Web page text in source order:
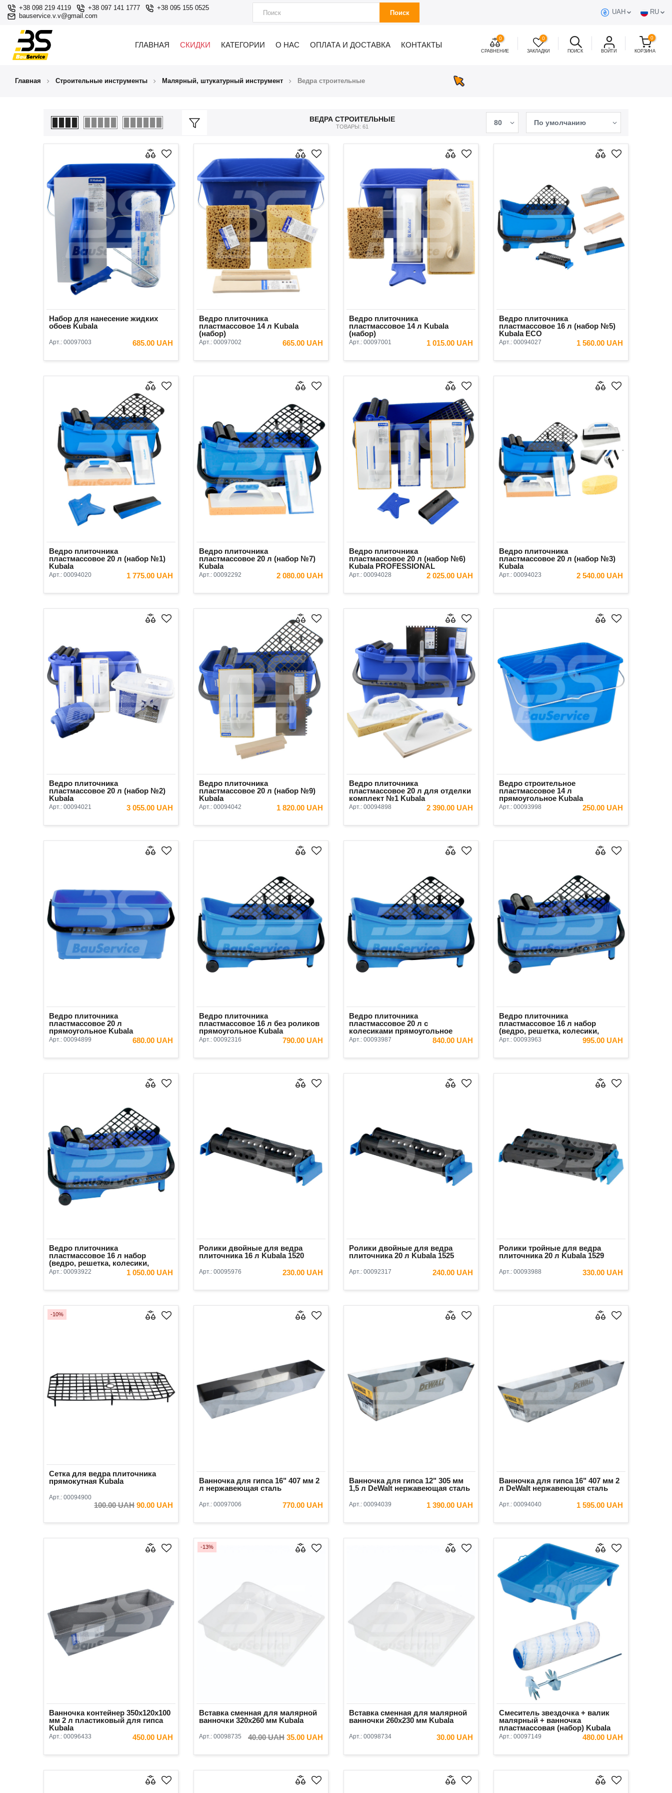
+38 098 219 4119 +38 097 141 1777
+38 095 155 0525
bauservice.v.v@gmail.com
Поиск UAH RU
ГЛАВНАЯ СКИДКИ КАТЕГОРИИ О НАС ОПЛАТА И ДОСТАВКА КОНТАКТЫ
0
СРАВНЕНИЕ
0
ЗАКЛАДКИ ПОИСК ВОЙТИ
0
КОРЗИНА
Главная Строительные инструменты Малярный, штукатурный инструмент Ведра строительные
ВЕДРА СТРОИТЕЛЬНЫЕ
ТОВАРЫ: 61 80 По умолчанию
Набор для нанесение жидких
обоев Kubala
Арт.: 00097003 685.00 UAH
В КОРЗИНУ
Ведро плиточника
пластмассовое 14 л Kubala
(набор)
Арт.: 00097002 665.00 UAH
В КОРЗИНУ
Ведро плиточника
пластмассовое 14 л Kubala
(набор)
Арт.: 00097001 1 015.00 UAH
В КОРЗИНУ
Ведро плиточника
пластмассовое 16 л (набор №5)
Kubala ECO
Арт.: 00094027 1 560.00 UAH
В КОРЗИНУ
Ведро плиточника
пластмассовое 20 л (набор №1)
Kubala
Арт.: 00094020 1 775.00 UAH
В КОРЗИНУ
Ведро плиточника
пластмассовое 20 л (набор №7)
Kubala
Арт.: 00092292 2 080.00 UAH
В КОРЗИНУ
Ведро плиточника
пластмассовое 20 л (набор №6)
Kubala PROFESSIONAL
Арт.: 00094028 2 025.00 UAH
В КОРЗИНУ
Ведро плиточника
пластмассовое 20 л (набор №3)
Kubala
Арт.: 00094023 2 540.00 UAH
В КОРЗИНУ
Ведро плиточника
пластмассовое 20 л (набор №2)
Kubala
Арт.: 00094021 3 055.00 UAH
В КОРЗИНУ
Ведро плиточника
пластмассовое 20 л (набор №9)
Kubala
Арт.: 00094042 1 820.00 UAH
В КОРЗИНУ
Ведро плиточника
пластмассовое 20 л для отделки
комплект №1 Kubala
Арт.: 00094898 2 390.00 UAH
В КОРЗИНУ
Ведро строительное
пластмассовое 14 л
прямоугольное Kubala
Арт.: 00093998 250.00 UAH
В КОРЗИНУ
Ведро плиточника
пластмассовое 20 л
прямоугольное Kubala
Арт.: 00094899 680.00 UAH
В КОРЗИНУ
Ведро плиточника
пластмассовое 16 л без роликов
прямоугольное Kubala
Арт.: 00092316 790.00 UAH
В КОРЗИНУ
Ведро плиточника
пластмассовое 20 л с
колесиками прямоугольное
Kubala
Арт.: 00093987 840.00 UAH
В КОРЗИНУ
Ведро плиточника
пластмассовое 16 л набор
(ведро, решетка, колесики,
ролики) Kubala
Арт.: 00093963 995.00 UAH
В КОРЗИНУ
Ведро плиточника
пластмассовое 16 л набор
(ведро, решетка, колесики,
ролики) Kubala 9907
Арт.: 00093922 1 050.00 UAH
В КОРЗИНУ
Ролики двойные для ведра
плиточника 16 л Kubala 1520
Арт.: 00095976 230.00 UAH
В КОРЗИНУ
Ролики двойные для ведра
плиточника 20 л Kubala 1525
Арт.: 00092317 240.00 UAH
В КОРЗИНУ
Ролики тройные для ведра
плиточника 20 л Kubala 1529
Арт.: 00093988 330.00 UAH
В КОРЗИНУ
-10%
Сетка для ведра плиточника
прямокутная Kubala
Арт.: 00094900
100.00 UAH 90.00 UAH
В КОРЗИНУ
Ванночка для гипса 16" 407 мм 2
л нержавеющая сталь
Арт.: 00097006 770.00 UAH
В КОРЗИНУ
Ванночка для гипса 12" 305 мм
1,5 л DeWalt нержавеющая сталь
Арт.: 00094039 1 390.00 UAH
В КОРЗИНУ
Ванночка для гипса 16" 407 мм 2
л DeWalt нержавеющая сталь
Арт.: 00094040 1 595.00 UAH
В КОРЗИНУ
Ванночка контейнер 350х120х100
мм 2 л пластиковый для гипса
Kubala
Арт.: 00096433 450.00 UAH
В КОРЗИНУ
-13%
Вставка сменная для малярной
ванночки 320х260 мм Kubala
Арт.: 00098735 40.00 UAH 35.00 UAH
В КОРЗИНУ
Вставка сменная для малярной
ванночки 260х230 мм Kubala
Арт.: 00098734 30.00 UAH
В КОРЗИНУ
Смеситель звездочка + валик
малярный + ванночка
пластмассовая (набор) Kubala
Арт.: 00097149 480.00 UAH
В КОРЗИНУ